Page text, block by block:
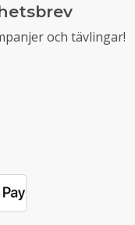
och tävlingar!